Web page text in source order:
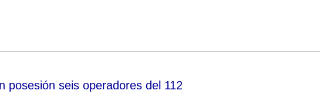
posesión seis operadores del 112